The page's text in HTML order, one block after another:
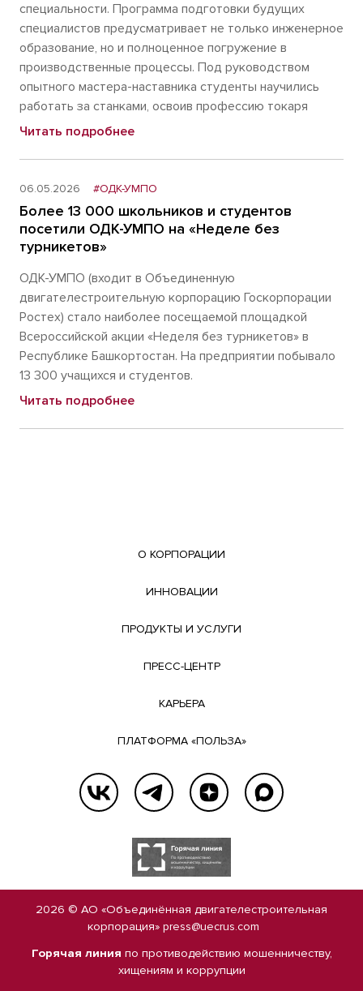
специальности. Программа подготовки будущих
специалистов предусматривает не только инженерное
образование, но и полноценное погружение в
производственные процессы. Под руководством
опытного мастера-наставника студенты научились
работать за станками, освоив профессию токаря
Читать подробнее
06.05.2026 #ОДК-УМПО
Более 13 000 школьников и студентов
посетили ОДК-УМПО на «Неделе без
турникетов»
ОДК-УМПО (входит в Объединенную
двигателестроительную корпорацию Госкорпорации
Ростех) стало наиболее посещаемой площадкой
Всероссийской акции «Неделя без турникетов» в
Республике Башкортостан. На предприятии побывало
13 300 учащихся и студентов.
Читать подробнее
О КОРПОРАЦИИ
ИННОВАЦИИ
ПРОДУКТЫ И УСЛУГИ
ПРЕСС-ЦЕНТР
КАРЬЕРА
ПЛАТФОРМА «ПОЛЬЗА»
2026 © АО «Объединённая двигателестроительная
корпорация» press@uecrus.com
Горячая линия по противодействию мошенничеству,
хищениям и коррупции